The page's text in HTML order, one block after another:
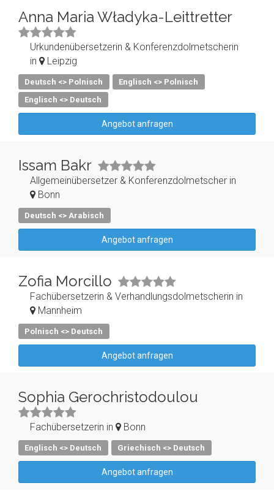
Anna Maria Władyka-Leittretter
Urkundenübersetzerin & Konferenzdolmetscherin
in
Leipzig
Deutsch <> Polnisch
Englisch <> Polnisch
Englisch <> Deutsch
Angebot anfragen
Issam Bakr
Allgemeinübersetzer & Konferenzdolmetscher in
Bonn
Deutsch <> Arabisch
Angebot anfragen
Zofia Morcillo
Fachübersetzerin & Verhandlungsdolmetscherin in
Mannheim
Polnisch <> Deutsch
Angebot anfragen
Sophia Gerochristodoulou
Fachübersetzerin in Bonn
Englisch <> Deutsch Griechisch <> Deutsch
Angebot anfragen